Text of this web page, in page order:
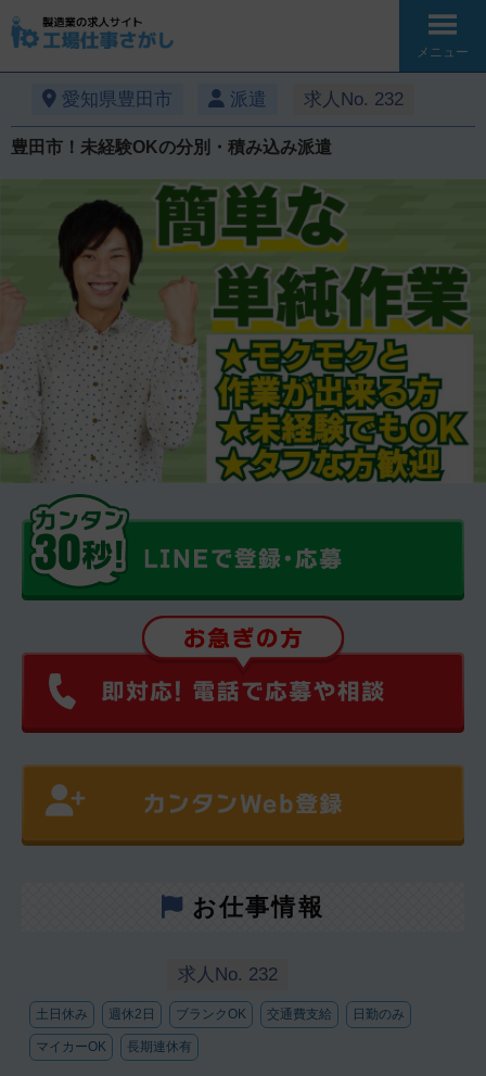
メニュー
愛知県豊田市 派遣 求人No. 232
豊田市！未経験OKの分別・積み込み派遣
お仕事情報
求人No. 232
土日休み 週休2日 ブランクOK 交通費支給 日勤のみ
マイカーOK 長期連休有